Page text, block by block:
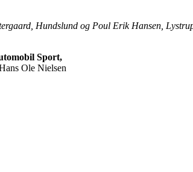
Hundslund og Poul Erik Hansen,
Sport,
Ole Nielsen